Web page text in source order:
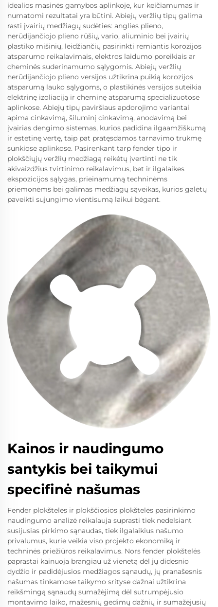
idealios masinės gamybos aplinkoje, kur keičiamumas ir
numatomi rezultatai yra būtini. Abiejų veržlių tipų galima
rasti įvairių medžiagų sudėties: anglies plieno,
nerūdijančiojo plieno rūšių, vario, aliuminio bei įvairių
plastiko mišinių, leidžiančių pasirinkti remiantis korozijos
atsparumo reikalavimais, elektros laidumo poreikiais ar
cheminės suderinamumo sąlygomis. Abiejų veržlių
nerūdijančiojo plieno versijos užtikrina puikią korozijos
atsparumą lauko sąlygoms, o plastikinės versijos suteikia
elektrinę izoliaciją ir cheminę atsparumą specializuotose
aplinkose. Abiejų tipų paviršiaus apdorojimo variantai
apima cinkavimą, šiluminį cinkavimą, anodavimą bei
įvairias dengimo sistemas, kurios padidina ilgaamžiškumą
ir estetinę vertę, taip pat pratęsdamos tarnavimo trukmę
sunkiose aplinkose. Pasirenkant tarp fender tipo ir
plokščiųjų veržlių medžiagą reikėtų įvertinti ne tik
akivaizdžius tvirtinimo reikalavimus, bet ir ilgalaikes
ekspozicijos sąlygas, prieinamumą techninėms
priemonėms bei galimas medžiagų sąveikas, kurios galėtų
paveikti sujungimo vientisumą laikui bėgant.
Kainos ir naudingumo
santykis bei taikymui
specifinė našumas
Fender plokštelės ir plokščiosios plokštelės pasirinkimo
naudingumo analizė reikalauja suprasti tiek nedelsiant
susijusias pirkimo sąnaudas, tiek ilgalaikius našumo
privalumus, kurie veikia viso projekto ekonomiką ir
techninės priežiūros reikalavimus. Nors fender plokštelės
paprastai kainuoja brangiau už vienetą dėl jų didesnio
dydžio ir padidėjusios medžiagos sąnaudų, jų pranašesnis
našumas tinkamose taikymo srityse dažnai užtikrina
reikšmingą sąnaudų sumažėjimą dėl sutrumpėjusio
montavimo laiko, mažesnių gedimų dažnių ir sumažėjusių